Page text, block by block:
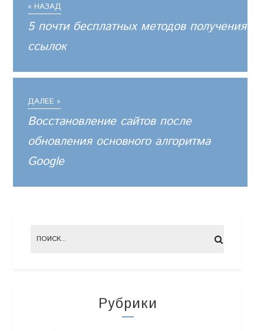
« НАЗАД
5 почти бесплатных методов получения
ссылок
ДАЛЕЕ »
Восстановление сайтов после
обновления основного алгоритма
Google
Рубрики